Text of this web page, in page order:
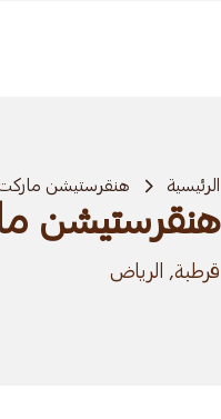
الرئيسية هنقرستيشن
هنقرستيشن
قرطبة, الرياض